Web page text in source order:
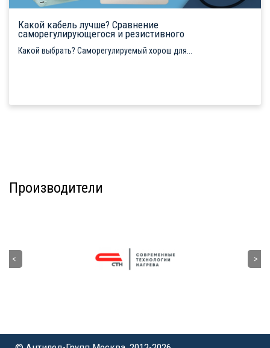
Какой кабель лучше? Сравнение
саморегулирующегося и резистивного
Какой выбрать? Саморегулируемый хорош для...
Производители